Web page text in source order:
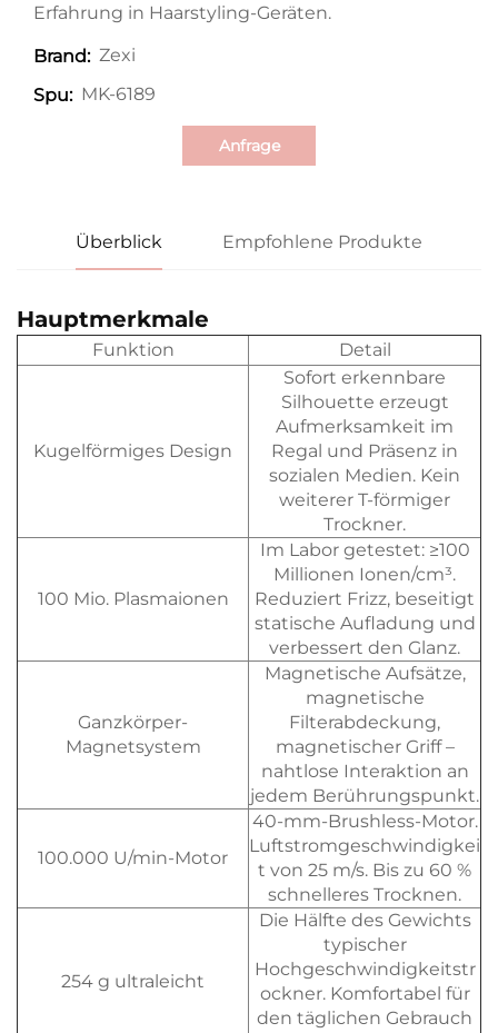
Erfahrung in Haarstyling-Geräten.
Brand: Zexi
Spu: MK-6189
Anfrage
Überblick Empfohlene Produkte
Hauptmerkmale
Funktion Detail
Kugelförmiges Design
Sofort erkennbare
Silhouette erzeugt
Aufmerksamkeit im
Regal und Präsenz in
sozialen Medien. Kein
weiterer T-förmiger
Trockner.
100 Mio. Plasmaionen
Im Labor getestet: ≥100
Millionen Ionen/cm³.
Reduziert Frizz, beseitigt
statische Aufladung und
verbessert den Glanz.
Ganzkörper-
Magnetsystem
Magnetische Aufsätze,
magnetische
Filterabdeckung,
magnetischer Griff –
nahtlose Interaktion an
jedem Berührungspunkt.
100.000 U/min-Motor
40-mm-Brushless-Motor.
Luftstromgeschwindigkei
t von 25 m/s. Bis zu 60 %
schnelleres Trocknen.
254 g ultraleicht
Die Hälfte des Gewichts
typischer
Hochgeschwindigkeitstr
ockner. Komfortabel für
den täglichen Gebrauch